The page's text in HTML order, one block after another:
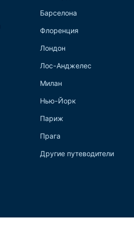
Барселона
Флоренция
Лондон
Лос-Анджелес
Милан
Нью-Йорк
Париж
Прага
Другие путеводители